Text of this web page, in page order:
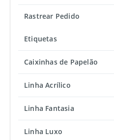
Rastrear Pedido
Etiquetas
Caixinhas de Papelão
Linha Acrílico
Linha Fantasia
Linha Luxo